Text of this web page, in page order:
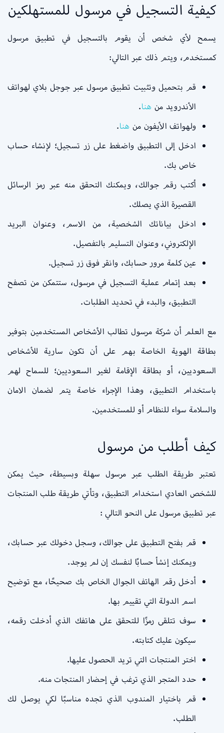
كيفية التسجيل في مرسول للمستهلكين
يسمح لأي شخص أن يقوم بالتسجيل في تطبيق مرسول
كمستخدم، ويتم ذلك عبر التالي:
قم بتحميل وتثبيت تطبيق مرسول عبر جوجل بلاي لهواتف
الأندرويد من هنا.
ولهواتف الأيفون من هنا.
ادخل إلى التطبيق واضغط على زر تسجيل؛ لإنشاء حساب
خاص بك.
أكتب رقم جوالك، ويمكنك التحقق منه عبر رمز الرسائل
القصيرة الذي يصلك.
ادخل بياناتك الشخصية، من الاسم، وعنوان البريد
الإلكتروني، وعنوان التسليم بالتفصيل.
عين كلمة مرور حسابك، وانقر فوق زر تسجيل.
بعد إتمام عملية التسجيل في مرسول، ستتمكن من تصفح
التطبيق، والبدء في تحديد الطلبات.
مع العلم أن شركة مرسول تطالب الأشخاص المستخدمين بتوفير
بطاقة الهوية الخاصة بهم على أن تكون سارية للأشخاص
السعوديين، أو بطاقة الإقامة لغير السعوديين؛ للسماح لهم
باستخدام التطبيق، وهذا الإجراء خاصة يتم لضمان الامان
والسلامة سواء للنظام أو للمستخدمين.
كيف أطلب من مرسول
تعتبر طريقة الطلب عبر مرسول سهلة وبسيطة، حيث يمكن
للشخص العادي استخدام التطبيق، وتأتي طريقة طلب المنتجات
عبر تطبيق مرسول على النحو التالي :
قم بفتح التطبيق على جوالك، وسجل دخولك عبر حسابك،
ويمكنك إنشأ حسابًا لنفسك إن لم يوجد.
أدخل رقم الهاتف الجوال الخاص بك صحيحًا، مع توضيح
اسم الدولة التي تقييم بها.
سوف تتلقى رمزًا للتحقق على هاتفك الذي أدخلت رقمه،
سيكون عليك كتابته.
اختر المنتجات التي تريد الحصول عليها.
حدد المتجر الذي ترغب في إحضار المنتجات منه.
قم باختيار المندوب الذي تجده مناسبًا لكي يوصل لك
الطلب.